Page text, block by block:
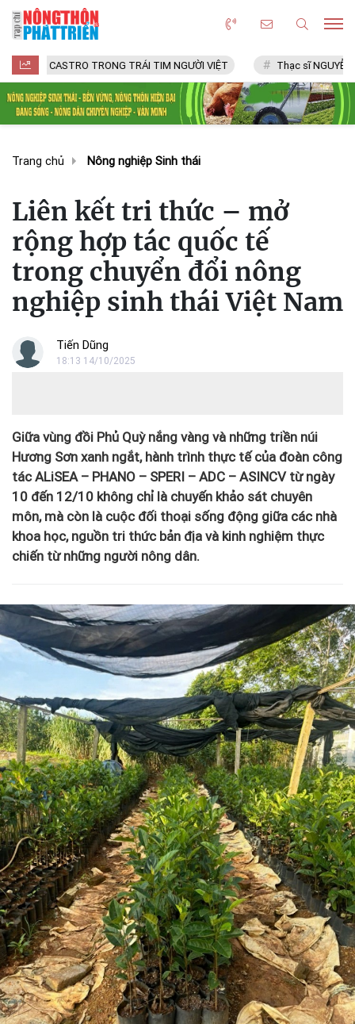
TRONG TRÁI TIM NGƯỜI VIỆT Thạc sĩ NGUYỄN VĂN CHÍ
Trang chủ Nông nghiệp Sinh thái
Liên kết tri thức – mở
rộng hợp tác quốc tế
trong chuyển đổi nông
nghiệp sinh thái Việt Nam
Tiến Dũng
18:13 14/10/2025
Giữa vùng đồi Phủ Quỳ nắng vàng và những triền núi
Hương Sơn xanh ngắt, hành trình thực tế của đoàn công
tác ALiSEA – PHANO – SPERI – ADC – ASINCV từ ngày
10 đến 12/10 không chỉ là chuyến khảo sát chuyên
môn, mà còn là cuộc đối thoại sống động giữa các nhà
khoa học, nguồn tri thức bản địa và kinh nghiệm thực
chiến từ những người nông dân.